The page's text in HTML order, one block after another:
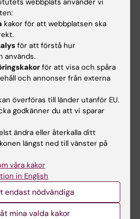
- 24 augusti
leverantörsutställning i
3.
flytande kväve -
augusti
kvävesäkerhetskurs erbjuds den 27
kl. 09:00 i Biomedicum. Kursen
som behöver tillträde till rum
ANA…
webbplats använder vi
kakor för att webbplatsen ska
för att förstå hur
används.
för att visa och spåra
och annonser från externa
överföras till länder utanför EU.
godkänner du att vi sparar
ändra eller återkalla ditt
längst ned till vänster på
våra kakor
in English
endast nödvändiga
mina valda kakor